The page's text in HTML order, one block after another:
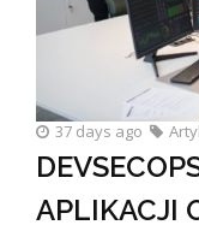
37 days ago
APLIKACJI